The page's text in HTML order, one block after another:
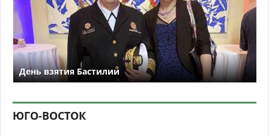
День взятия Бастилии
ЮГО-ВОСТОК